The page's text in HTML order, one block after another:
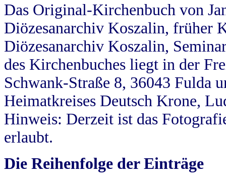
Das Original-Kirchenbuch von
Diözesanarchiv Koszalin, früher
Diözesanarchiv Koszalin,
des Kirchenbuches liegt in der
Schwank-Straße 8, 36043 Fulda
Heimatkreises Deutsch Krone,
Hinweis: Derzeit ist das
erlaubt.
Die Reihenfolge der Einträge